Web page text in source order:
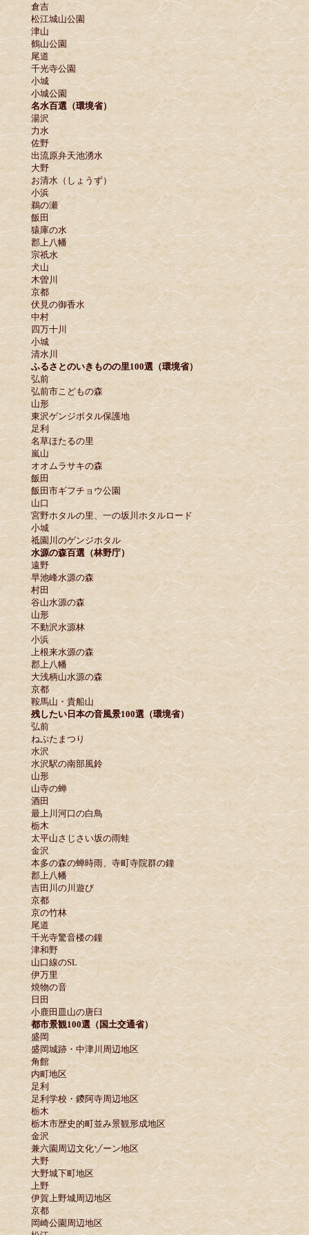
倉吉
松江城山公園
津山
鶴山公園
尾道
千光寺公園
小城
小城公園
名水百選（環境省）
湯沢
力水
佐野
出流原弁天池湧水
大野
お清水（しょうず）
小浜
鵜の瀬
飯田
猿庫の水
郡上八幡
宗祇水
犬山
木曽川
京都
伏見の御香水
中村
四万十川
小城
清水川
ふるさとのいきものの里100選（環境省）
弘前
弘前市こどもの森
山形
東沢ゲンジボタル保護地
足利
名草ほたるの里
嵐山
オオムラサキの森
飯田
飯田市ギフチョウ公園
山口
宮野ホタルの里、一の坂川ホタルロード
小城
祗園川のゲンジホタル
水源の森百選（林野庁）
遠野
早池峰水源の森
村田
谷山水源の森
山形
不動沢水源林
小浜
上根来水源の森
郡上八幡
大浅柄山水源の森
京都
鞍馬山・貴船山
残したい日本の音風景100選（環境省）
弘前
ねぷたまつり
水沢
水沢駅の南部風鈴
山形
山寺の蝉
酒田
最上川河口の白鳥
栃木
太平山さじさい坂の雨蛙
金沢
本多の森の蝉時雨、寺町寺院群の鐘
郡上八幡
吉田川の川遊び
京都
京の竹林
尾道
千光寺驚音楼の鐘
津和野
山口線のSL
伊万里
焼物の音
日田
小鹿田皿山の唐臼
都市景観100選（国土交通省）
盛岡
盛岡城跡・中津川周辺地区
角館
内町地区
足利
足利学校・鑁阿寺周辺地区
栃木
栃木市歴史的町並み景観形成地区
金沢
兼六園周辺文化ゾーン地区
大野
大野城下町地区
上野
伊賀上野城周辺地区
京都
岡崎公園周辺地区